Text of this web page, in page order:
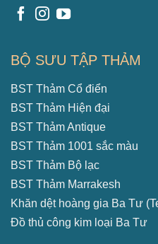
BỘ SƯU TẬP THẢM
BST Thảm Cổ điển
BST Thảm Hiện đại
BST Thảm Antique
BST Thảm 1001 sắc màu
BST Thảm Bộ lạc
BST Thảm Marrakesh
Khăn dệt hoàng gia Ba Tư
Đồ thủ công kim loại Ba Tư